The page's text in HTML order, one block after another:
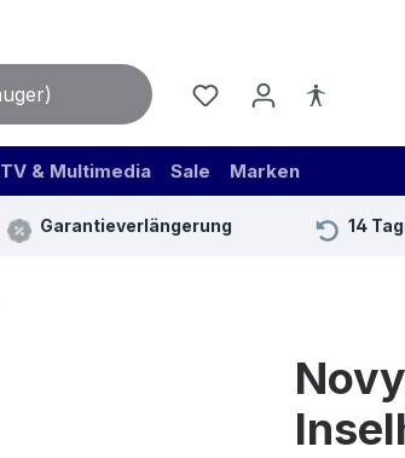
TV & Multimedia Sale Marken
Garantieverlängerung 14